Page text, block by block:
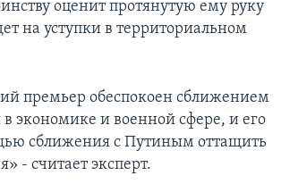
оценит протянутую ему руку
на уступки в территориальном
премьер обеспокоен сближением
в экономике и военной сфере, и его
сближения с Путиным оттащить
- считает эксперт.